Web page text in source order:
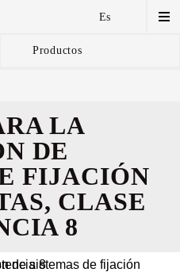
Es
Productos
LA
DE
FIJACIÓN
CLASE
8